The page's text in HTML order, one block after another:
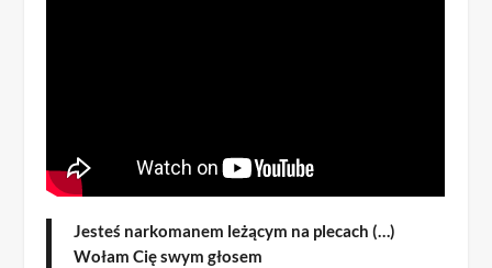
Jesteś narkomanem leżącym na plecach (…)
Wołam Cię swym głosem